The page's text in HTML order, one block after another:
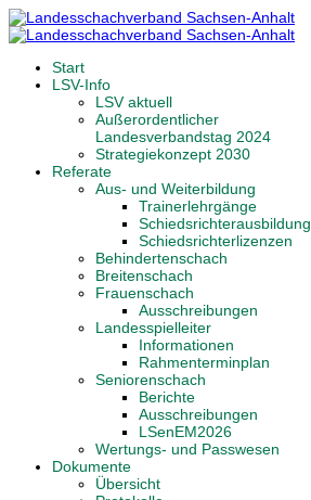
Start
LSV-Info
LSV aktuell
Außerordentlicher
Landesverbandstag 2024
Strategiekonzept 2030
Referate
Aus- und Weiterbildung
Trainerlehrgänge
Schiedsrichterausbildung
Schiedsrichterlizenzen
Behindertenschach
Breitenschach
Frauenschach
Ausschreibungen
Landesspielleiter
Informationen
Rahmenterminplan
Seniorenschach
Berichte
Ausschreibungen
LSenEM2026
Wertungs- und Passwesen
Dokumente
Übersicht